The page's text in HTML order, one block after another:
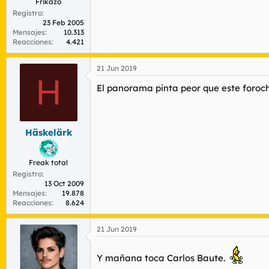
Registro
23 Feb 2005
Mensajes
10.313
Reacciones
4.421
H
Häskelärk
Freak total
Registro
13 Oct 2009
Mensajes
19.878
Reacciones
8.624
21 Jun 2019
El panorama pinta peor que este
21 Jun 2019
Y mañana toca Carlos Baute.